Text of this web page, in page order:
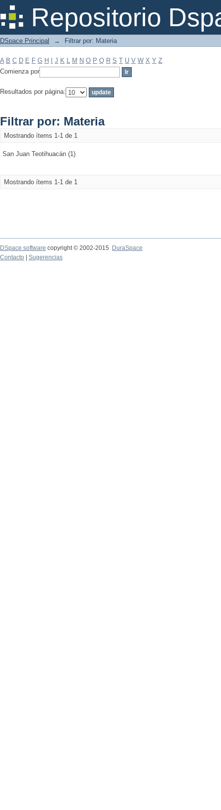
Repositorio
Filtrar por: Materia
DSpace Principal → Filtrar por: Materia
A B C D E F G H J K L M N O P Q R S T U V W X Y Z
Comienza por
Resultados por página:
Filtrar por: Materia
Mostrando ítems 1-1 de 1
San Juan Teotihuacán (1)
Mostrando ítems 1-1 de 1
DSpace software copyright © 2002-2015
DuraSpace
Contacto
Sugerencias